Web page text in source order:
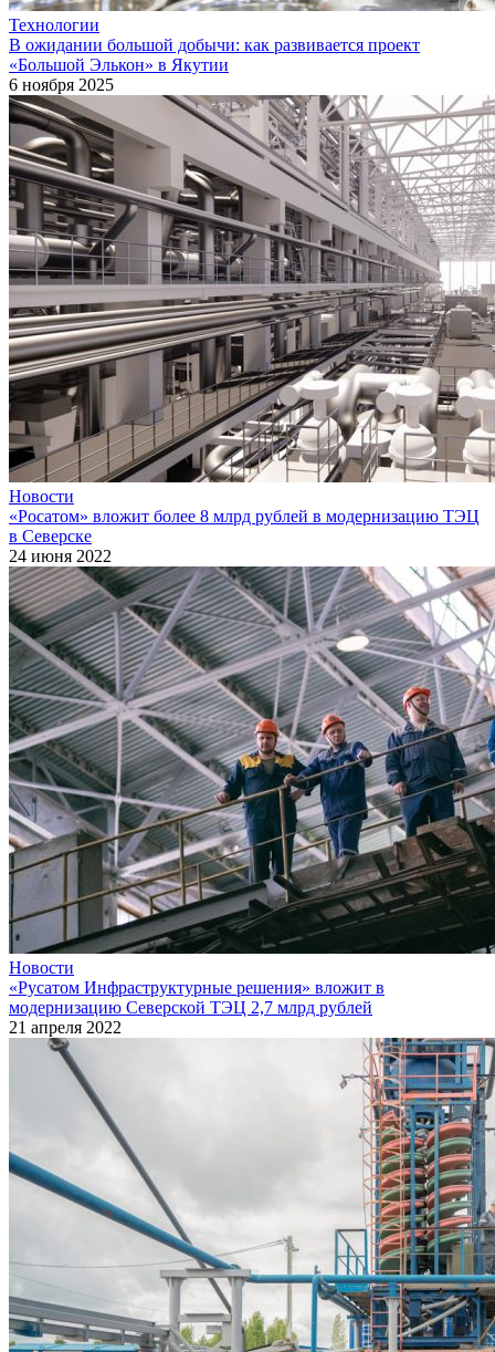
Технологии
В ожидании большой добычи: как развивается проект
«Большой Элькон» в Якутии
6 ноября 2025
Новости
«Росатом» вложит более 8 млрд рублей в модернизацию ТЭЦ
в Северске
24 июня 2022
Новости
«Русатом Инфраструктурные решения» вложит в
модернизацию Северской ТЭЦ 2,7 млрд рублей
21 апреля 2022